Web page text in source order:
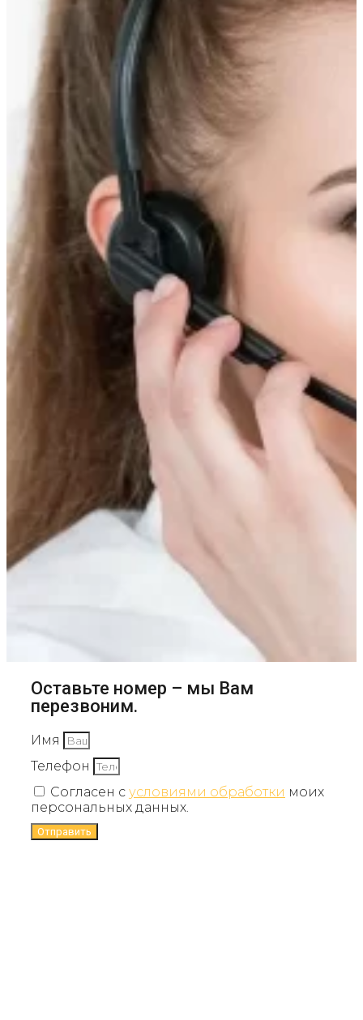
Оставьте номер – мы Вам
перезвоним.
Имя
Телефон
Согласен с условиями обработки моих
персональных данных.
Отправить